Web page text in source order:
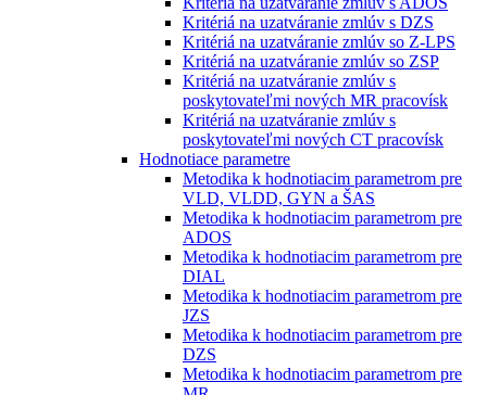
Kritériá na uzatváranie zmlúv s DZS
Kritériá na uzatváranie zmlúv so Z-LPS
Kritériá na uzatváranie zmlúv so ZSP
Kritériá na uzatváranie zmlúv s
poskytovateľmi nových MR pracovísk
Kritériá na uzatváranie zmlúv s
poskytovateľmi nových CT pracovísk
Hodnotiace parametre
Metodika k hodnotiacim parametrom pre
VLD, VLDD, GYN a ŠAS
Metodika k hodnotiacim parametrom pre
ADOS
Metodika k hodnotiacim parametrom pre
DIAL
Metodika k hodnotiacim parametrom pre
JZS
Metodika k hodnotiacim parametrom pre
DZS
Metodika k hodnotiacim parametrom pre